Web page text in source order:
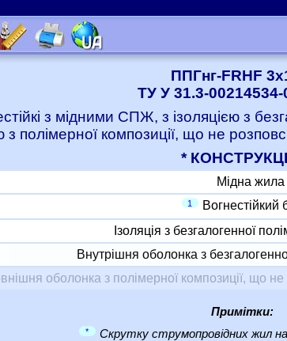
ППГнг-FRHF
ТУ У 31.3-00214534-
з мідними СПЖ, з ізоляцією з
полімерної композиції, що не
*
Мідна жила
1
Вогнестійкий
Ізоляція з безгалогенної
Внутрішня оболонка з
оболонка з полімерної композиції, що не
Примітки:
* Скрутку струмопровідних жил